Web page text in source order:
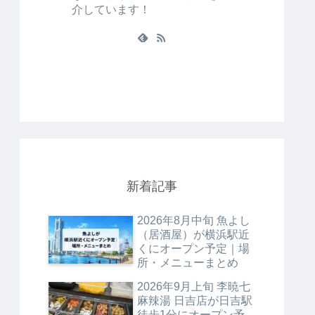
介しています！
新着記事
2026年8月中旬 魚よし
（居酒屋）が横浜駅近
くにオープン予定｜場
所・メニューまとめ
2026年9月上旬 李暁七
麻辣湯 日吉店が日吉駅